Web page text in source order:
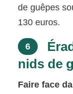
de guêpes
130 euros.
6
nids de
Faire face